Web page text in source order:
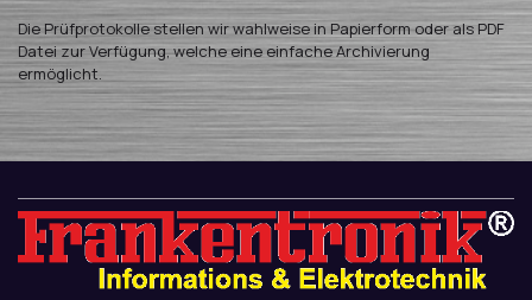
Die Prüfprotokolle stellen wir wahlweise in Papierform oder als PDF
Datei zur Verfügung, welche eine einfache Archivierung
ermöglicht.